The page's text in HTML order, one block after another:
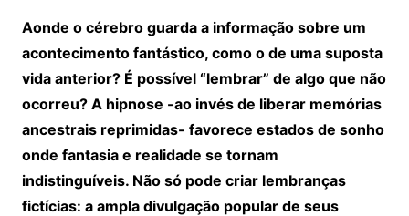
Aonde o cérebro guarda a informação sobre um
acontecimento fantástico, como o de uma suposta
vida anterior? É possível “lembrar” de algo que não
ocorreu? A hipnose -ao invés de liberar memórias
ancestrais reprimidas- favorece estados de sonho
onde fantasia e realidade se tornam
indistinguíveis. Não só pode criar lembranças
fictícias: a ampla divulgação popular de seus